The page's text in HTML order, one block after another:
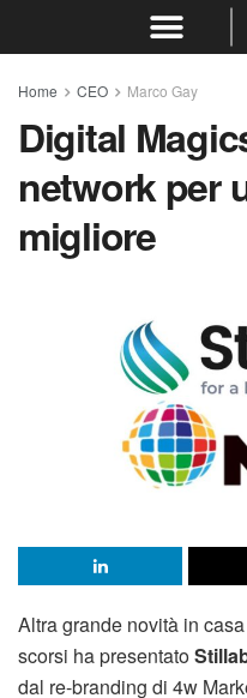
Home CEO Marco Gay
Digital
network per
migliore
Altra grande novità in
scorsi ha presentato
dal re-branding di 4w